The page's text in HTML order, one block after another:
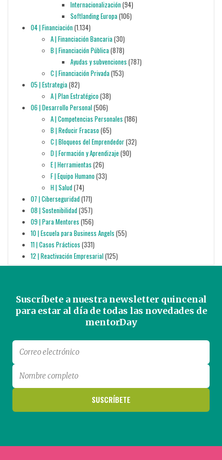
Internacionalización(94)
Softlanding Europa(106)
04 | Financiación(1.134)
A | Financiación Bancaria(30)
B | Financiación Pública(878)
Ayudas y subvenciones (787)
C | Financiación Privada(153)
05 | Estrategia(82)
A | Plan Estratégico(38)
06 | Desarrollo Personal(506)
A | Competencias Personales (186)
B | Reducir Fracaso(65)
C | Bloqueos del Emprendedor(32)
D | Formación y Aprendizaje (90)
E | Herramientas (26)
F | Equipo Humano(33)
H | Salud(74)
07 | Ciberseguridad(171)
08 | Sostenibilidad(357)
09 | Para Mentores (156)
10 | Escuela para Business Angels (55)
11 | Casos Prácticos (331)
12 | Reactivación Empresarial(125)
Suscríbete a nuestra newsletter quincenal
para estar al día de todas las novedades de
mentorDay